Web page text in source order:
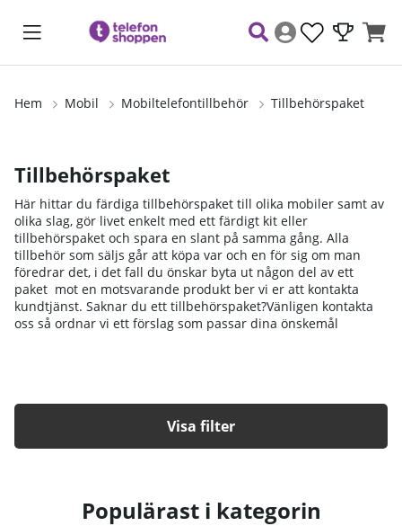
Hem Mobil Mobiltelefontillbehör Tillbehörspaket
Tillbehörspaket
Här hittar du färdiga tillbehörspaket till olika mobiler samt av
olika slag, gör livet enkelt med ett färdigt kit eller
tillbehörspaket och spara en slant på samma gång. Alla
tillbehör som säljs går att köpa var och en för sig om man
föredrar det, i det fall du önskar byta ut någon del av ett
paket mot en motsvarande produkt ber vi er att kontakta
kundtjänst. Saknar du ett tillbehörspaket?Vänligen kontakta
oss så ordnar vi ett förslag som passar dina önskemål
Filtrera
Populärast i kategorin